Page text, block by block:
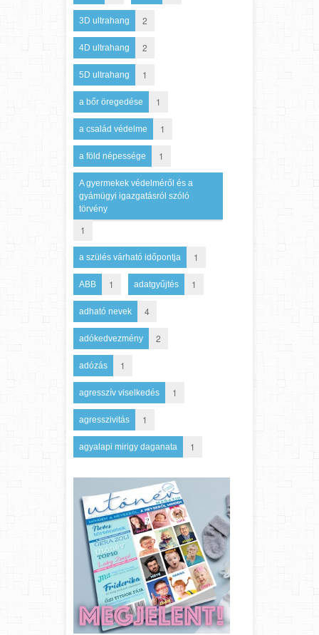
3D ultrahang 2
4D ultrahang 2
5D ultrahang 1
a bőr öregedése 1
a család védelme 1
a föld népessége 1
A gyermekek védelméről és a
gyámügyi igazgatásról szóló
törvény
1
a szülés várható időpontja 1
ABB 1 adatgyűjtés 1
adható nevek 4
adókedvezmény 2
adózás 1
agresszív viselkedés 1
agresszivitás 1
agyalapi mirigy daganata 1